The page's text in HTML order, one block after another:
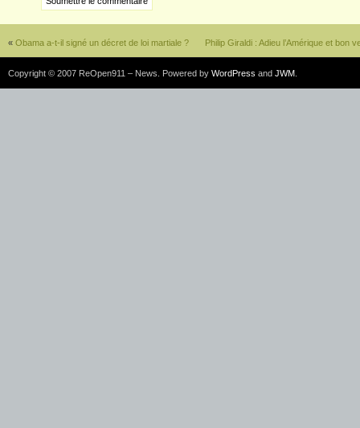
« Obama a-t-il signé un décret de loi martiale ? Philip Giraldi : Adieu l’Amérique et bon
Copyright © 2007 ReOpen911 – News. Powered by WordPress and JWM